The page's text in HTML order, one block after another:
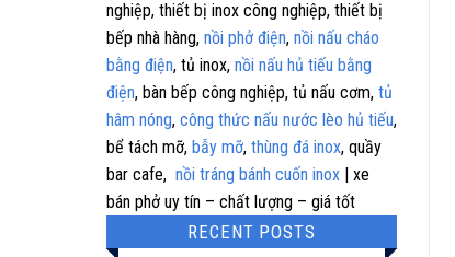
nghiệp, thiết bị inox công nghiệp, thiết bị
bếp nhà hàng, nồi phở điện, nồi nấu cháo
bằng điện, tủ inox, nồi nấu hủ tiếu bằng
điện, bàn bếp công nghiệp, tủ nấu cơm, tủ
hâm nóng, công thức nấu nước lèo hủ tiếu,
bể tách mỡ, bẫy mỡ, thùng đá inox, quầy
bar cafe, nồi tráng bánh cuốn inox | xe
bán phở uy tín – chất lượng – giá tốt
RECENT POSTS